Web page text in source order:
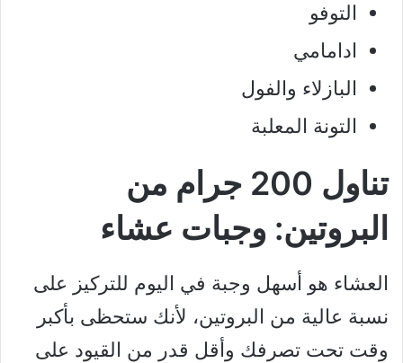
التوفو
ادامامي
البازلاء والفول
التونة المعلبة
تناول 200 جرام من
البروتين: وجبات عشاء
العشاء هو أسهل وجبة في اليوم للتركيز على
نسبة عالية من البروتين، لأنك ستحظى بأكبر
وقت تحت تصرفك وأقل قدر من القيود على